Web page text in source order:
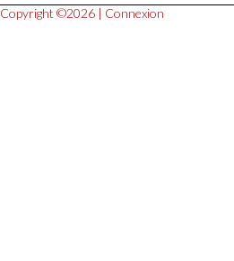
Copyright ©2026 | Connexion